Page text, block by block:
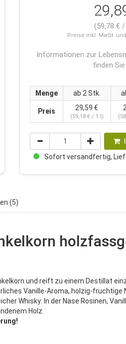
(59,78 €
Preise inkl. MwSt.
Informationen zur
finden Sie
Menge ab 2 Stk.
Preis 29,59 €
(59,18 € / 1 l)
Sofort versandfertig,
(5)
und reift zu einem Destillat
Vanille-Aroma, holzig-fruchtige
Whisky: In der Nase Rosinen,
Holz.